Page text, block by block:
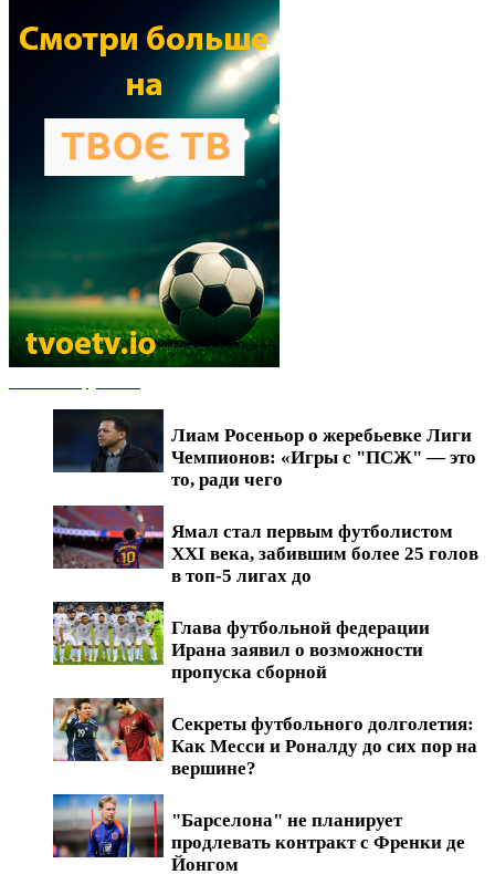
Лиам Росеньор о жеребьевке Лиги
Чемпионов: «Игры с "ПСЖ" — это
то, ради чего
Ямал стал первым футболистом
XXI века, забившим более 25 голов
в топ-5 лигах до
Глава футбольной федерации
Ирана заявил о возможности
пропуска сборной
Секреты футбольного долголетия:
Как Месси и Роналду до сих пор на
вершине?
"Барселона" не планирует
продлевать контракт с Френки де
Йонгом